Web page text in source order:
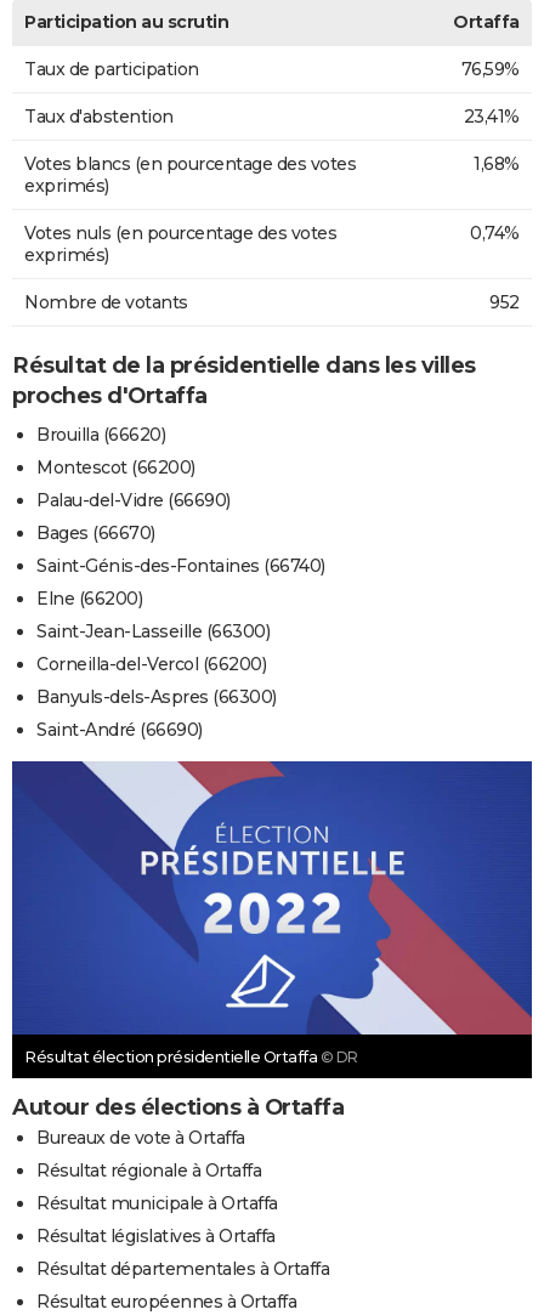
Participation au scrutin Ortaffa
Taux de participation 76,59%
Taux d'abstention 23,41%
Votes blancs (en pourcentage des votes
exprimés)
1,68%
Votes nuls (en pourcentage des votes
exprimés)
0,74%
Nombre de votants 952
Résultat de la présidentielle dans les villes
proches d'Ortaffa
Brouilla (66620)
Montescot (66200)
Palau-del-Vidre (66690)
Bages (66670)
Saint-Génis-des-Fontaines (66740)
Elne (66200)
Saint-Jean-Lasseille (66300)
Corneilla-del-Vercol (66200)
Banyuls-dels-Aspres (66300)
Saint-André (66690)
Résultat élection présidentielle Ortaffa © DR
Autour des élections à Ortaffa
Bureaux de vote à Ortaffa
Résultat régionale à Ortaffa
Résultat municipale à Ortaffa
Résultat législatives à Ortaffa
Résultat départementales à Ortaffa
Résultat européennes à Ortaffa